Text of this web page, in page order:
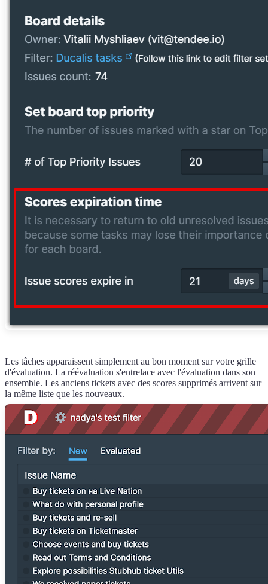
Les tâches apparaissent simplement au bon moment sur votre grille
d'évaluation. La réévaluation s'entrelace avec l'évaluation dans son
ensemble. Les anciens tickets avec des scores supprimés arrivent sur
la même liste que les nouveaux.